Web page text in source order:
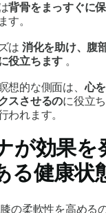
背骨をまっすぐに
す。
は 消化を助け、腹
役立ちます 。
想的な側面は、心
スさせるのに役立ち
われます。
が効果を
る健康状
膝の柔軟性を高める